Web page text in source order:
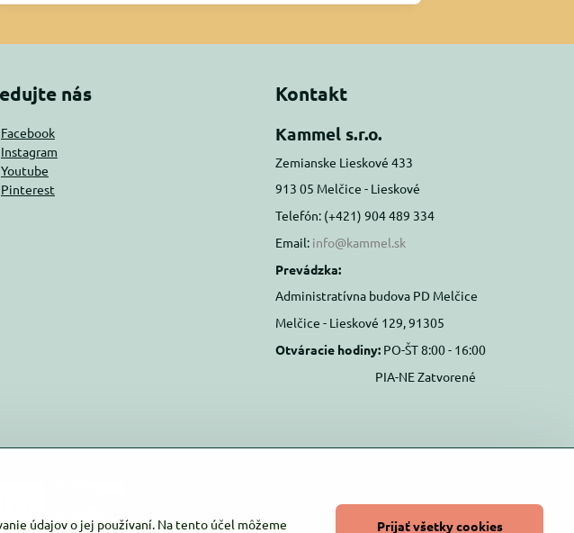
nás
Facebook
Instagram
Youtube
Pinterest
Kontakt
Kammel s.r.o.
Zemianske Lieskové 433
913 05 Melčice - Lieskové
Telefón: (+421) 904 489 334
Email: info@kammel.sk
Prevádzka:
Administratívna budova PD Melčice
Melčice - Lieskové 129, 91305
Otváracie hodiny: PO-ŠT 8:00 - 16:00
PIA-NE Zatvorené
údajov o jej používaní. Na tento účel môžeme
Prijať všetky cookies